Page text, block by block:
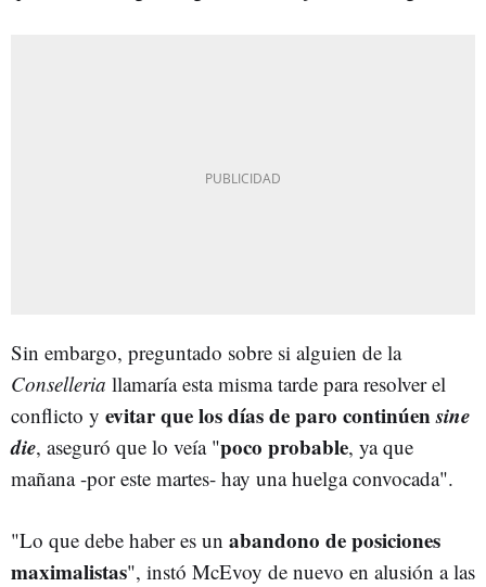
Sin embargo, preguntado sobre si alguien de la
Conselleria llamaría esta misma tarde para resolver el
conflicto y evitar que los días de paro continúensine
die, aseguró que lo veía "poco probable, ya que
mañana -por este martes- hay una huelga convocada".
"Lo que debe haber es un abandono de posiciones
maximalistas", instó McEvoy de nuevo en alusión a las